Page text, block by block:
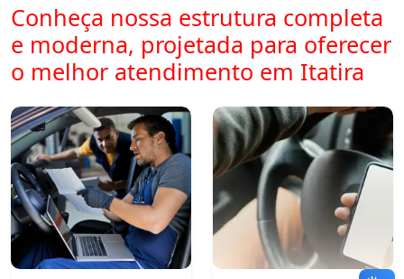
Conheça nossa estrutura completa
e moderna, projetada para oferecer
o melhor atendimento em Itatira